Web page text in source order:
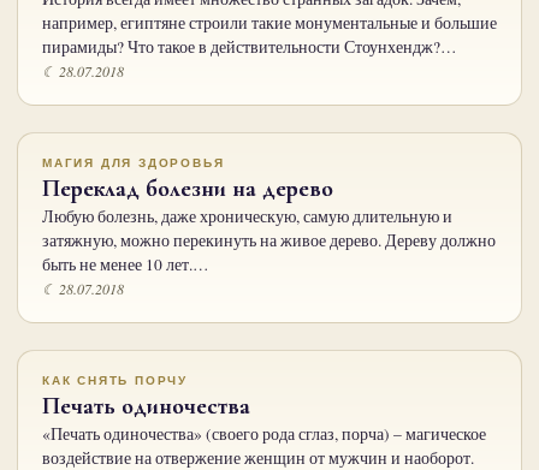
например, египтяне строили такие монументальные и большие
пирамиды? Что такое в действительности Стоунхендж?…
☾ 28.07.2018
МАГИЯ ДЛЯ ЗДОРОВЬЯ
Переклад болезни на дерево
Любую болезнь, даже хроническую, самую длительную и
затяжную, можно перекинуть на живое дерево. Дереву должно
быть не менее 10 лет.…
☾ 28.07.2018
КАК СНЯТЬ ПОРЧУ
Печать одиночества
«Печать одиночества» (своего рода сглаз, порча) – магическое
воздействие на отвержение женщин от мужчин и наоборот.